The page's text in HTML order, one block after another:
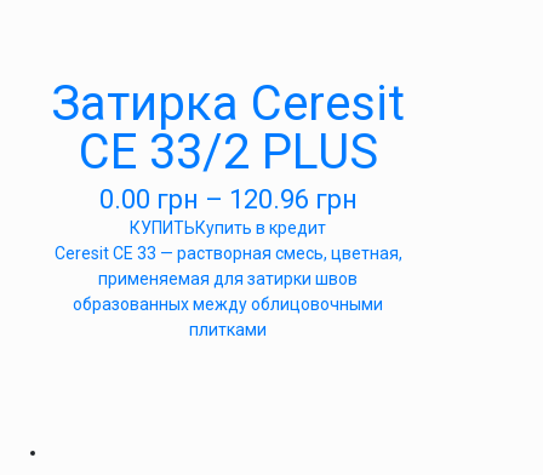
Затирка Ceresit
СЕ 33/2 PLUS
0.00 грн – 120.96 грн
КУПИТЬКупить в кредит
Ceresit CE 33 — растворная смесь, цветная,
применяемая для затирки швов
образованных между облицовочными
плитками